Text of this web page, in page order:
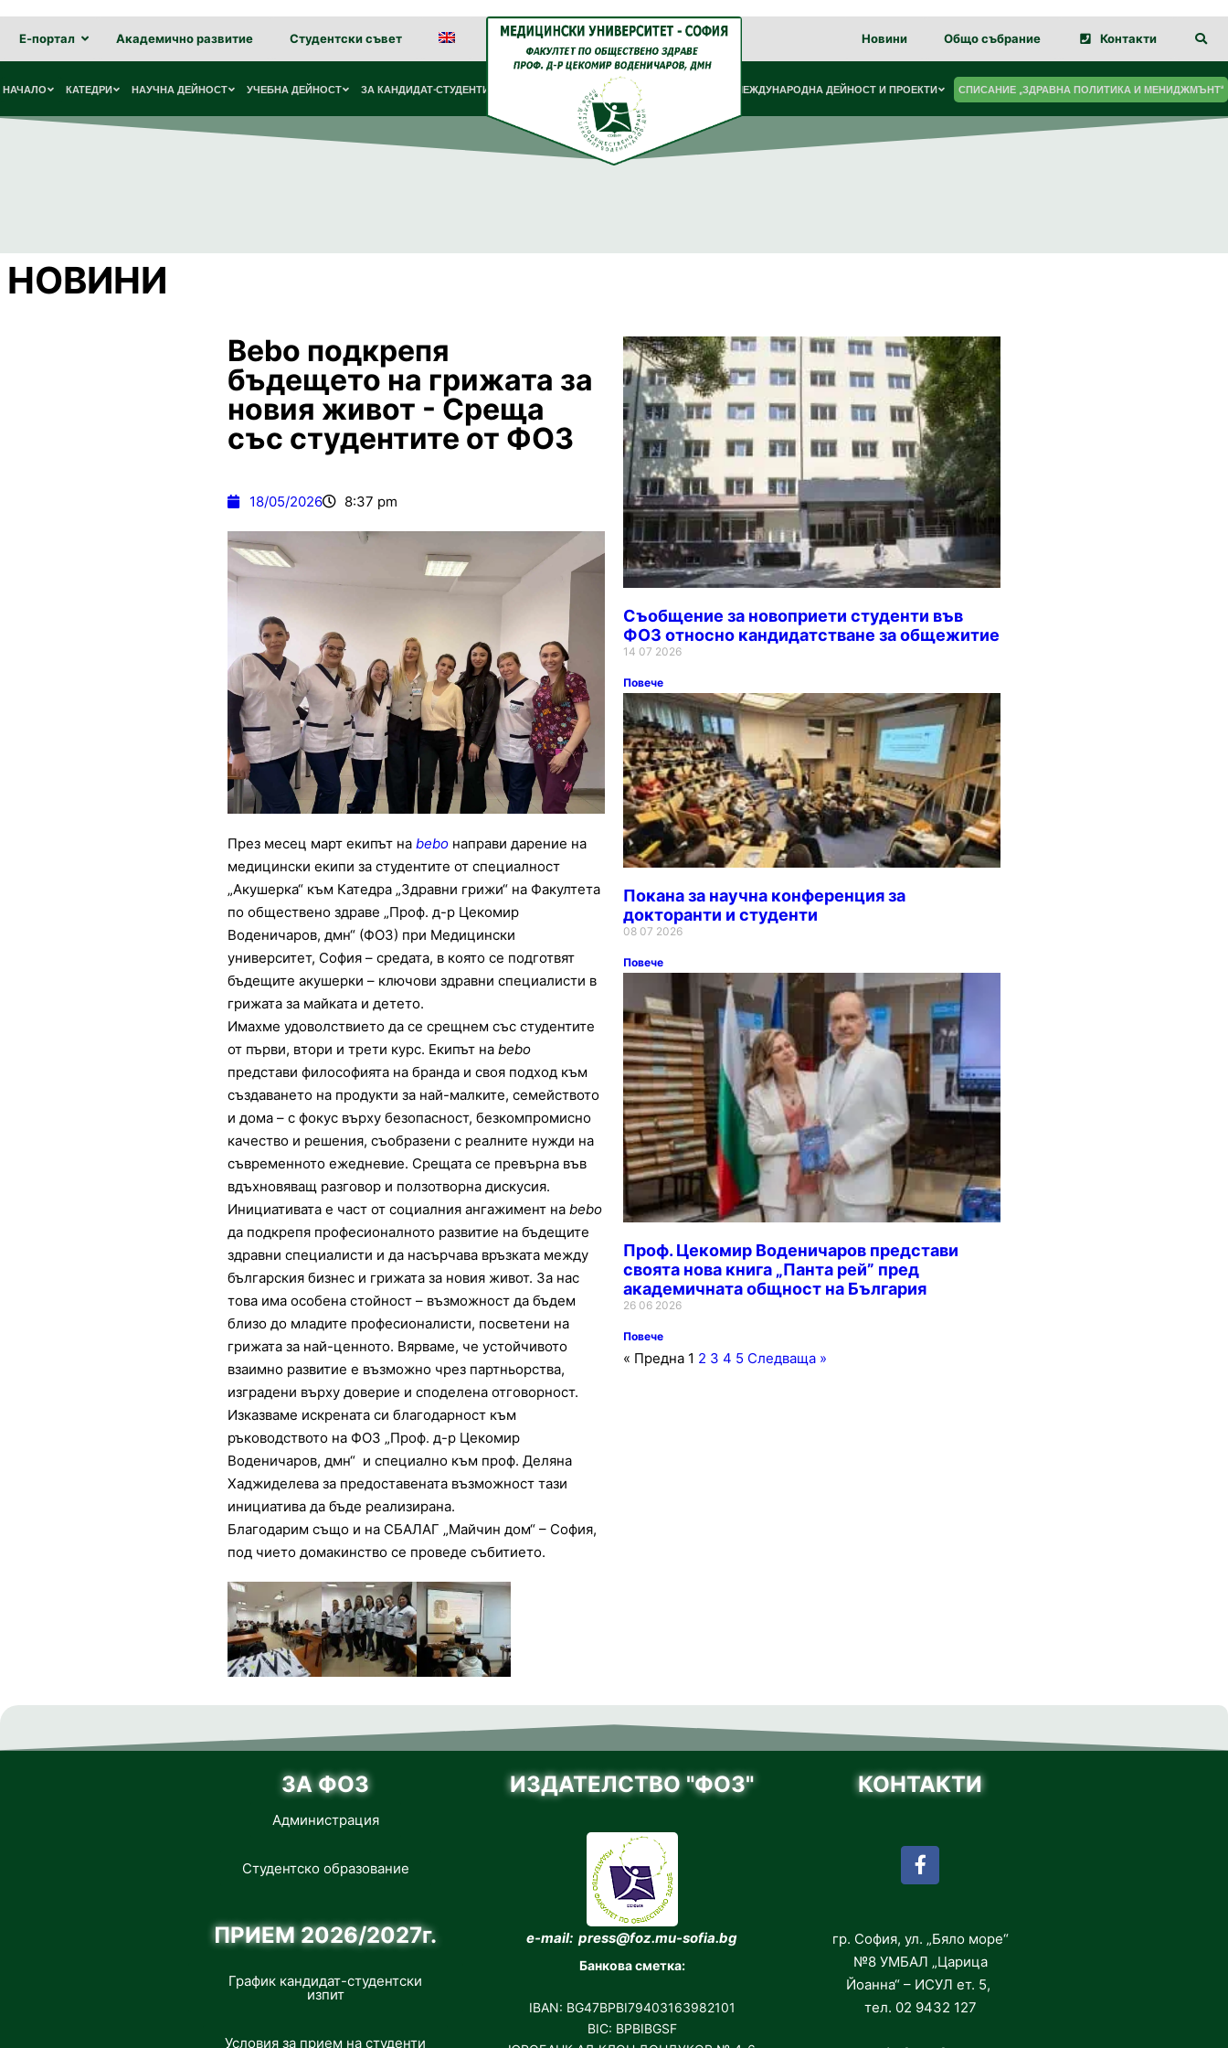
Е-портал Академично развитие Студентски съвет Контакти
Общо събрание
Новини
НАЧАЛО КАТЕДРИ НАУЧНА ДЕЙНОСТ УЧЕБНА ДЕЙНОСТ СПИСАНИЕ „ЗДРАВНА ПОЛИТИКА И МЕНИДЖМЪНТ“
МЕЖДУНАРОДНА ДЕЙНОСТ И ПРОЕКТИ
ЗА КАНДИДАТ-СТУДЕНТИ
НОВИНИ
Bebo подкрепя
бъдещето на грижата за
новия живот - Среща
със студентите от ФОЗ
18/05/2026 8:37 pm
През месец март екипът наbebo направи дарение на
медицински екипи за студентите от специалност
„Акушерка“ към Катедра „Здравни грижи“ на Факултета
по обществено здраве „Проф. д-р Цекомир
Воденичаров, дмн“ (ФОЗ) при Медицински
университет, София – средата, в която се подготвят
бъдещите акушерки – ключови здравни специалисти в
грижата за майката и детето.
Имахме удоволствието да се срещнем със студентите
от първи, втори и трети курс. Екипът наbebo
представи философията на бранда и своя подход към
създаването на продукти за най-малките, семейството
и дома – с фокус върху безопасност, безкомпромисно
качество и решения, съобразени с реалните нужди на
съвременното ежедневие. Срещата се превърна във
вдъхновяващ разговор и ползотворна дискусия.
Инициативата е част от социалния ангажимент наbebo
да подкрепя професионалното развитие на бъдещите
здравни специалисти и да насърчава връзката между
българския бизнес и грижата за новия живот. За нас
това има особена стойност – възможност да бъдем
близо до младите професионалисти, посветени на
грижата за най-ценното. Вярваме, че устойчивото
взаимно развитие е възможно чрез партньорства,
изградени върху доверие и споделена отговорност.
Изказваме искрената си благодарност към
ръководството на ФОЗ „Проф. д-р Цекомир
Воденичаров, дмн“ и специално към проф. Деляна
Хаджиделева за предоставената възможност тази
инициатива да бъде реализирана.
Благодарим също и на СБАЛАГ „Майчин дом“ – София,
под чието домакинство се проведе събитието.
Съобщение за новоприети студенти във
ФОЗ относно кандидатстване за общежитие
14 07 2026
Повече
Покана за научна конференция за
докторанти и студенти
08 07 2026
Повече
Проф. Цекомир Воденичаров представи
своята нова книга „Панта рей” пред
академичната общност на България
26 06 2026
Повече
« Предна 1 2 3 4 5 Следваща »
ЗА ФОЗ
Администрация
Студентско образование
ПРИЕМ 2026/2027г.
График кандидат-студентски
изпит
Условия за прием на студенти
ИЗДАТЕЛСТВО "ФОЗ"
e-mail: press@foz.mu-sofia.bg
Банкова сметка:
IBAN: BG47BPBI79403163982101
BIC: BPBIBGSF
КОНТАКТИ
гр. София, ул. „Бяло море“
№8 УМБАЛ „Царица
Йоанна“ – ИСУЛ ет. 5,
тел. 02 9432 127